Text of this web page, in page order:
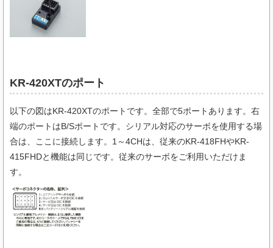
KR-420XTのポート
以下の図はKR-420XTのポートです。全部で5ポートあります。右
端のポートはB/Sポートです。シリアル対応のサーボを使用する場
合は、ここに接続します。1～4CHは、従来のKR-418FHやKR-
415FHDと機能は同じです。従来のサーボをご利用いただけま
す。